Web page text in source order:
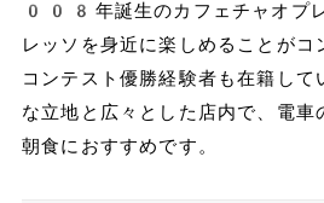
008年誕生のカフェチャオプ
レッソを身近に楽しめることがコ
コンテスト優勝経験者も在籍して
な立地と広々とした店内で、電車
朝食におすすめです。